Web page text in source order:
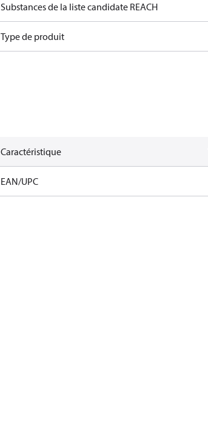
Substances de la liste candidate REACH
Type de produit
Caractéristique
EAN/UPC